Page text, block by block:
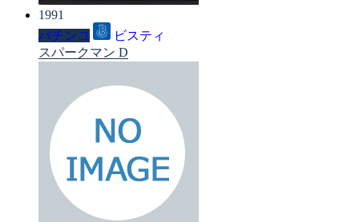
1991
パチンコ
ビスティ
スパークマン D